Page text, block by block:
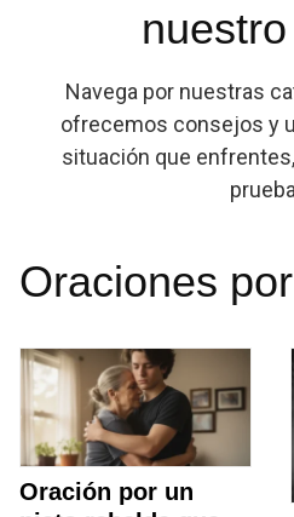
Navega por nuestras
ofrecemos consejos y
situación que
Oraciones
Oración por un